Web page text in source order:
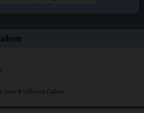
pour 9 villes en Gabon.